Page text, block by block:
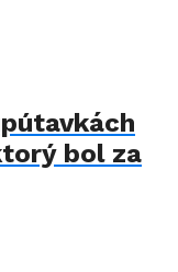
bol za